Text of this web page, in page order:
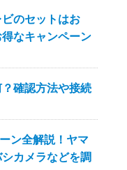
のセットはお
なキャンペーン
？確認方法や接続
ン全解説！ヤマ
カメラなどを調